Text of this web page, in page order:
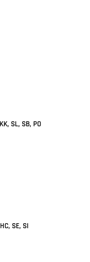
SL, SB, PO
SE, SI